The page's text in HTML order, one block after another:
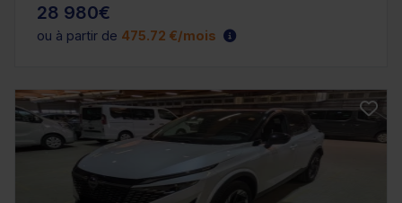
28 980€
ou à partir de 475.72 €/mois